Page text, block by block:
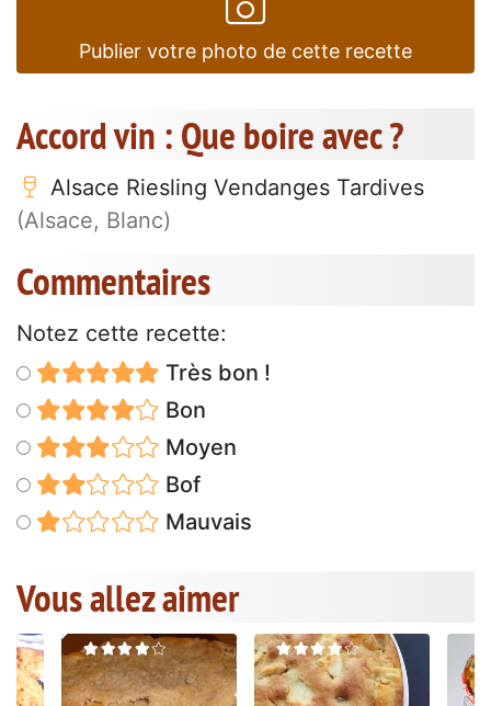
Publier votre photo de cette recette
Accord vin : Que boire avec ?
Alsace Riesling Vendanges Tardives
(Alsace, Blanc)
Commentaires
Notez cette recette:
Très bon !
Bon
Moyen
Bof
Mauvais
Vous allez aimer